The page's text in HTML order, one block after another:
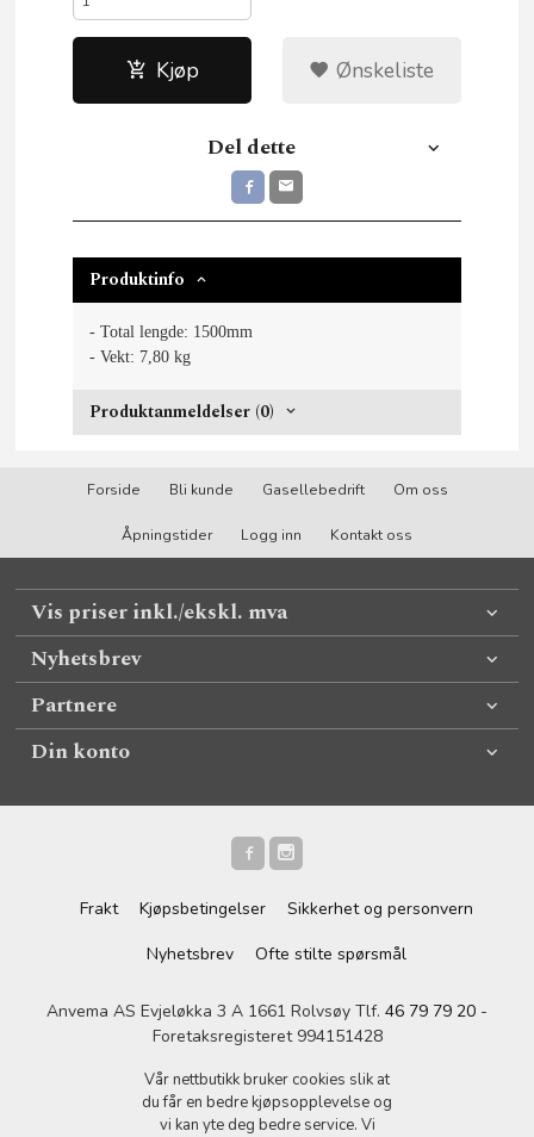
Kjøp Ønskeliste
Del dette
Produktinfo
- Total lengde: 1500mm
- Vekt: 7,80 kg
Produktanmeldelser (0)
Forside Bli kunde Gasellebedrift Om oss
Åpningstider Logg inn Kontakt oss
Vis priser inkl./ekskl. mva
Nyhetsbrev
Partnere
Din konto
Frakt Kjøpsbetingelser
Sikkerhet og personvern
Nyhetsbrev
Ofte stilte spørsmål
Anvema AS Evjeløkka 3 A 1661 Rolvsøy Tlf. 46 79 79 20 -
Foretaksregisteret 994151428
Vår nettbutikk bruker cookies slik at
du får en bedre kjøpsopplevelse og
vi kan yte deg bedre service. Vi